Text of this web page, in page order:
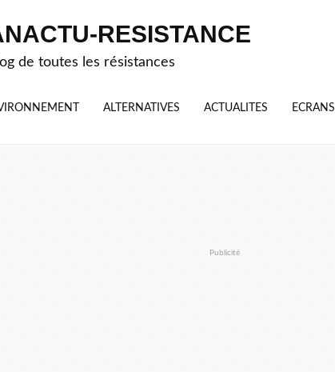
RESISTANCE
de toutes les résistances
ALTERNATIVES ACTUALITES ECRANS
Publicité